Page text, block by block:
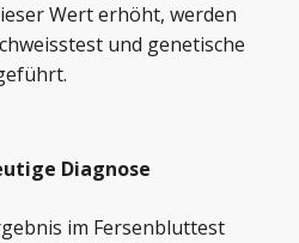
Wert erhöht, werden
und genetische
Diagnose
im Fersenbluttest